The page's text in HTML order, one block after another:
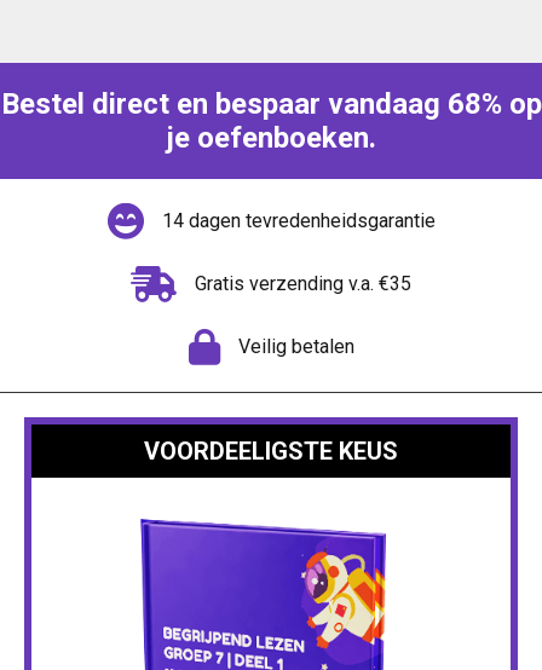
Bestel direct en bespaar vandaag 68% op
je oefenboeken.
14 dagen tevredenheidsgarantie
Gratis verzending v.a. €35
Veilig betalen
VOORDEELIGSTE KEUS